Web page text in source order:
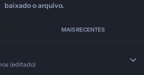
baixado o arquivo.
MAIS RECENTES
(editado)